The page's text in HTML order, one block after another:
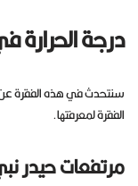
درجة الحرارة
سنتحدث في هذه الفقرة عن
الفقرة لمعرفتها.
مرتفعات حيدر